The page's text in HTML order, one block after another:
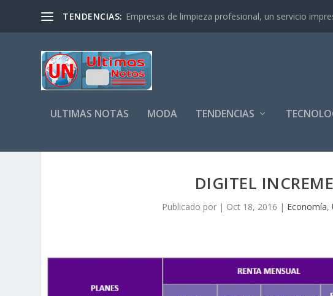
TENDENCIAS: Empresas de limpieza profesional, un servicio
ULTIMAS NOTAS MODA TENDENCIAS
DIGITEL
Publicado por | Oct 18, 2016 | Economía,